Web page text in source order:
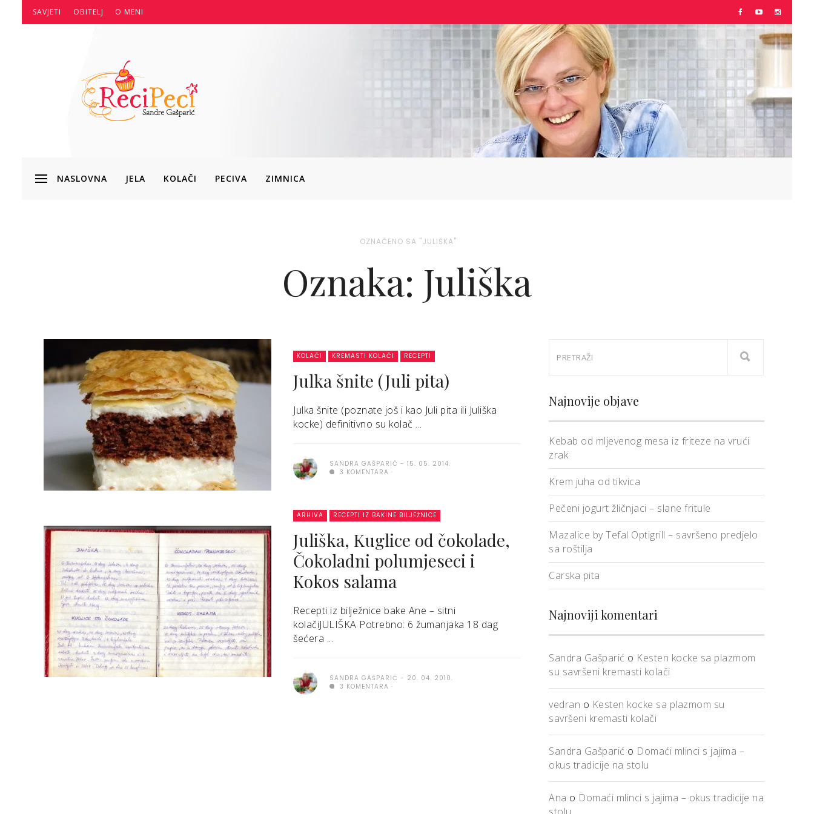
SAVJETI OBITELJ O MENI
NASLOVNA JELA KOLAČI PECIVA ZIMNICA
OZNAČENO SA "JULIŠKA"
Oznaka: Juliška
KOLAČI KREMASTI KOLAČI RECEPTI
Julka šnite (Juli pita)
Julka šnite (poznate još i kao Juli pita ili Juliška
kocke) definitivno su kolač ...
SANDRA GAŠPARIĆ
15. 05. 2014.
3 KOMENTARA
ARHIVA RECEPTI IZ BAKINE BILJEŽNICE
Juliška, Kuglice od čokolade,
Čokoladni polumjeseci i
Kokos salama
Recepti iz bilježnice bake Ane – sitni
kolačiJULIŠKA Potrebno: 6 žumanjaka 18 dag
šećera ...
SANDRA GAŠPARIĆ
20. 04. 2010.
3 KOMENTARA
Najnovije objave
Kebab od mljevenog mesa iz friteze na vrući
zrak
Krem juha od tikvica
Pečeni jogurt žličnjaci – slane fritule
Mazalice by Tefal Optigrill – savršeno predjelo
sa roštilja
Carska pita
Najnoviji komentari
Sandra Gašparić o Kesten kocke sa plazmom
su savršeni kremasti kolači
vedran o Kesten kocke sa plazmom su
savršeni kremasti kolači
Sandra Gašparić o Domaći mlinci s jajima –
okus tradicije na stolu
Ana o Domaći mlinci s jajima – okus tradicije na